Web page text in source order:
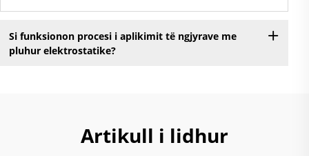
Si funksionon procesi i aplikimit të ngjyrave me
pluhur elektrostatike?
Artikull i lidhur